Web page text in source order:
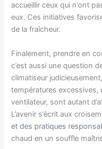
accueillir ceux qui n’ont
eux. Ces initiatives
de la fraîcheur.
Finalement, prendre en
c’est aussi une question
climatiseur
températures excessives,
ventilateur, sont autant
L’avenir s’écrit aux
et des pratiques
chaud en un souffle